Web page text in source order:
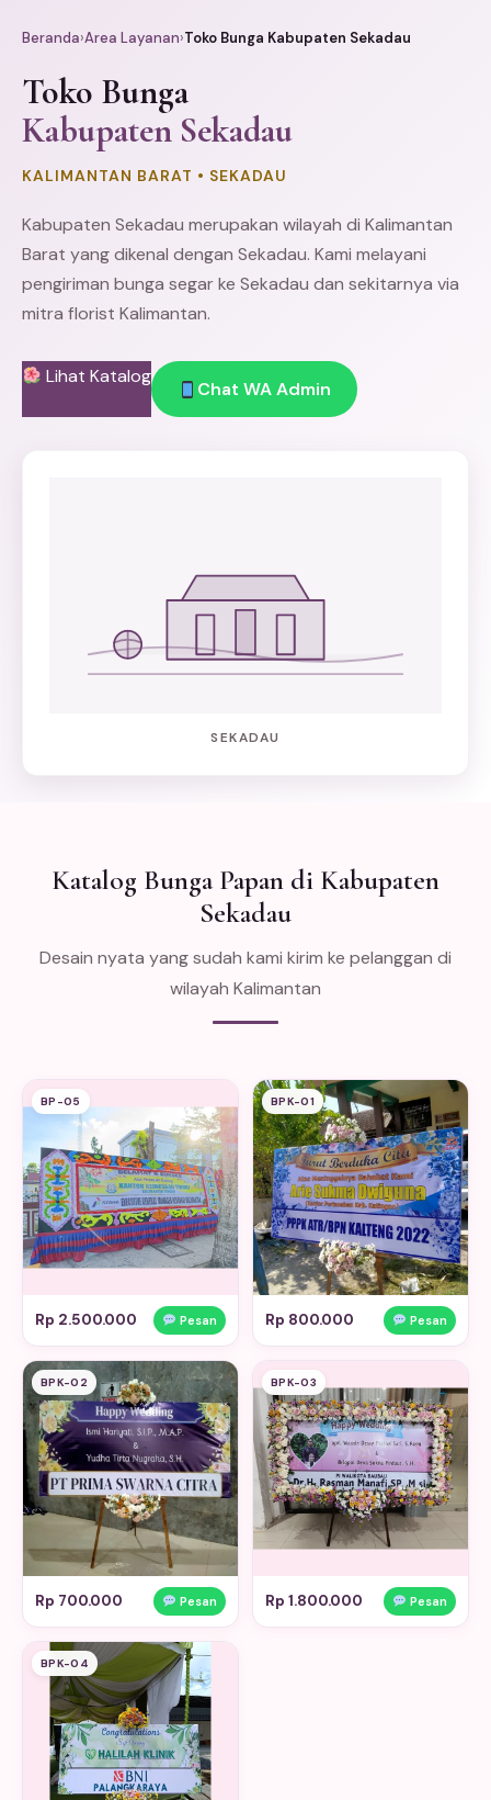
Beranda›Area Layanan›Toko Bunga Kabupaten Sekadau
Toko Bunga
Kabupaten Sekadau
KALIMANTAN BARAT • SEKADAU
Kabupaten Sekadau merupakan wilayah di Kalimantan
Barat yang dikenal dengan Sekadau. Kami melayani
pengiriman bunga segar ke Sekadau dan sekitarnya via
mitra florist Kalimantan.
Lihat Katalog
Chat WA Admin
SEKADAU
Katalog Bunga Papan di Kabupaten
Sekadau
Desain nyata yang sudah kami kirim ke pelanggan di
wilayah Kalimantan
BP-05
Rp 2.500.000 Pesan
BPK-01
Rp 800.000 Pesan
BPK-02
Rp 700.000 Pesan
BPK-03
Rp 1.800.000 Pesan
BPK-04